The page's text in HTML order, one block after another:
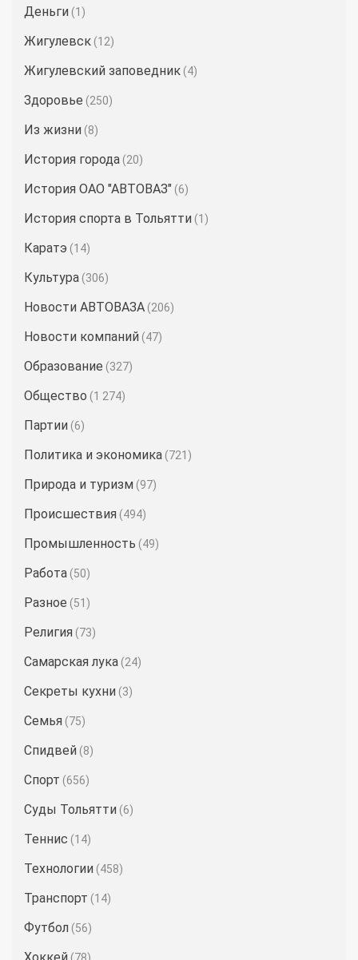
Деньги (1)
Жигулевск (12)
Жигулевский заповедник (4)
Здоровье (250)
Из жизни (8)
История города (20)
История ОАО "АВТОВАЗ" (6)
История спорта в Тольятти (1)
Каратэ (14)
Культура (306)
Новости АВТОВАЗА (206)
Новости компаний (47)
Образование (327)
Общество (1 274)
Партии (6)
Политика и экономика (721)
Природа и туризм (97)
Происшествия (494)
Промышленность (49)
Работа (50)
Разное (51)
Религия (73)
Самарская лука (24)
Секреты кухни (3)
Семья (75)
Спидвей (8)
Спорт (656)
Суды Тольятти (6)
Теннис (14)
Технологии (458)
Транспорт (14)
Футбол (56)